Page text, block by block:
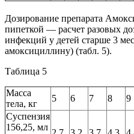
Дозирование препарата
пипеткой — расчет разовых
инфекций у детей старше 3
амоксициллину) (табл. 5).
Таблица 5
Масса
тела, кг
5 6 7 8 9
Суспензия
156,25, мл